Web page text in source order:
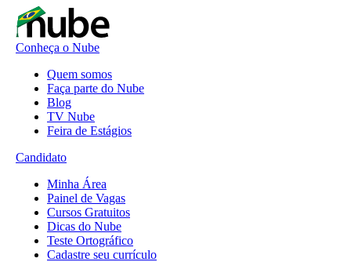
Conheça o Nube
Quem somos
Faça parte do Nube
Blog
TV Nube
Feira de Estágios
Candidato
Minha Área
Painel de Vagas
Cursos Gratuitos
Dicas do Nube
Teste Ortográfico
Cadastre seu currículo